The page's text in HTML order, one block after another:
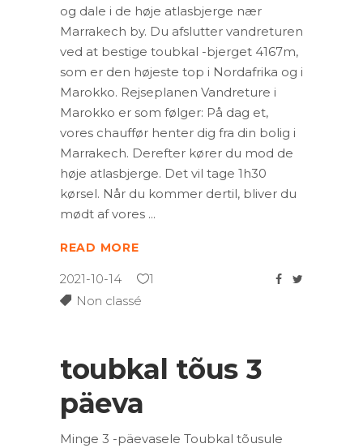
og dale i de høje atlasbjerge nær
Marrakech by. Du afslutter vandreturen
ved at bestige toubkal -bjerget 4167m,
som er den højeste top i Nordafrika og i
Marokko. Rejseplanen Vandreture i
Marokko er som følger: På dag et,
vores chauffør henter dig fra din bolig i
Marrakech. Derefter kører du mod de
høje atlasbjerge. Det vil tage 1h30
kørsel. Når du kommer dertil, bliver du
mødt af vores
READ MORE
2021-10-14
1
Non classé
toubkal tõus 3
päeva
Minge 3 -päevasele Toubkal tõusule